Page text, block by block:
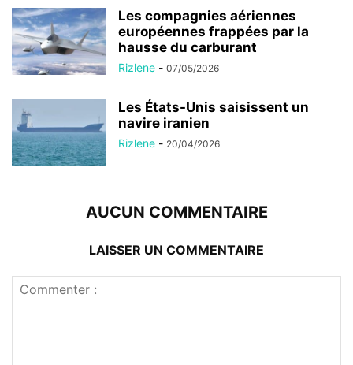
Les compagnies aériennes
européennes frappées par la
hausse du carburant
Rizlene - 07/05/2026
Les États-Unis saisissent un
navire iranien
Rizlene - 20/04/2026
AUCUN COMMENTAIRE
LAISSER UN COMMENTAIRE